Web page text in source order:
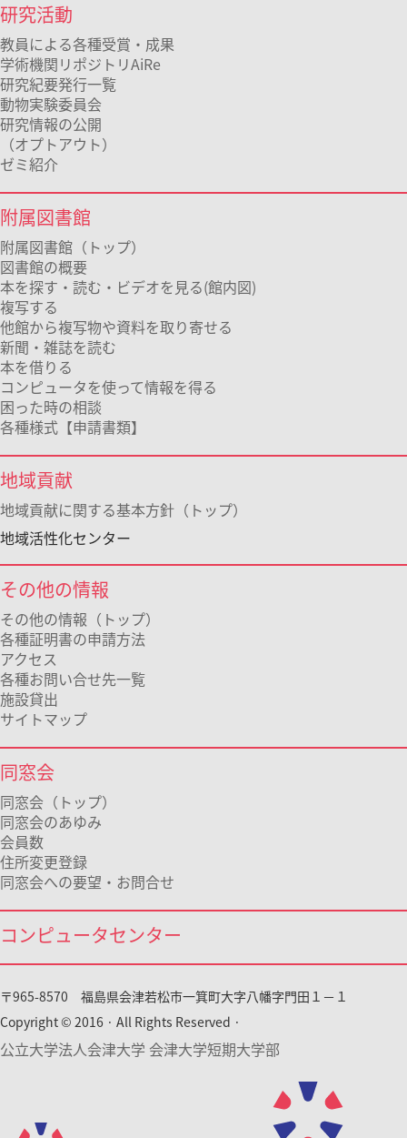
研究活動
教員による各種受賞・成果
学術機関リポジトリAiRe
研究紀要発行一覧
動物実験委員会
研究情報の公開
（オプトアウト）
ゼミ紹介
附属図書館
附属図書館（トップ）
図書館の概要
本を探す・読む・ビデオを見る(館内図)
複写する
他館から複写物や資料を取り寄せる
新聞・雑誌を読む
本を借りる
コンピュータを使って情報を得る
困った時の相談
各種様式【申請書類】
地域貢献
地域貢献に関する基本方針（トップ）
地域活性化センター
その他の情報
その他の情報（トップ）
各種証明書の申請方法
アクセス
各種お問い合せ先一覧
施設貸出
サイトマップ
同窓会
同窓会（トップ）
同窓会のあゆみ
会員数
住所変更登録
同窓会への要望・お問合せ
コンピュータセンター
〒965-8570 福島県会津若松市一箕町大字八幡字門田１－１
Copyright © 2016 · All Rights Reserved ·
公立大学法人会津大学 会津大学短期大学部